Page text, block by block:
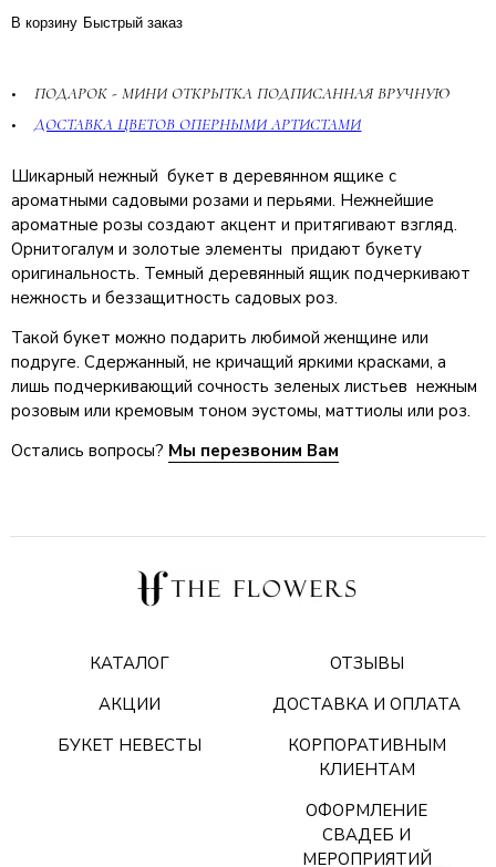
В корзину Быстрый заказ
ПОДАРОК - МИНИ ОТКРЫТКА ПОДПИСАННАЯ ВРУЧНУЮ
ДОСТАВКА ЦВЕТОВ ОПЕРНЫМИ АРТИСТАМИ
Шикарный нежный букет в деревянном ящике с
ароматными садовыми розами и перьями. Нежнейшие
ароматные розы создают акцент и притягивают взгляд.
Орнитогалум и золотые элементы придают букету
оригинальность. Темный деревянный ящик подчеркивают
нежность и беззащитность садовых роз.
Такой букет можно подарить любимой женщине или
подруге. Сдержанный, не кричащий яркими красками, а
лишь подчеркивающий сочность зеленых листьев нежным
розовым или кремовым тоном эустомы, маттиолы или роз.
Остались вопросы? Мы перезвоним Вам
КАТАЛОГ
АКЦИИ
БУКЕТ НЕВЕСТЫ
ОТЗЫВЫ
ДОСТАВКА И ОПЛАТА
КОРПОРАТИВНЫМ
КЛИЕНТАМ
ОФОРМЛЕНИЕ
СВАДЕБ И
МЕРОПРИЯТИЙ